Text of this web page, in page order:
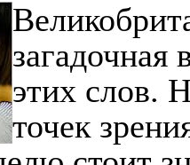
этих слов.
точек